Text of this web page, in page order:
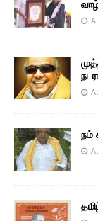
நம்